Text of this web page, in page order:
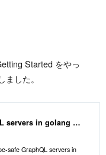
Started をやっ
した。
Building GraphQL servers in golang — gqlgen
safe GraphQL servers in